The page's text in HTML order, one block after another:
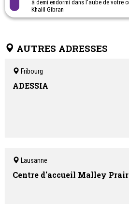
à demi endormi dans l'aube de votre
Khalil Gibran
AUTRES ADRESSES
Fribourg
ADESSIA
Lausanne
Centre d'accueil Malley